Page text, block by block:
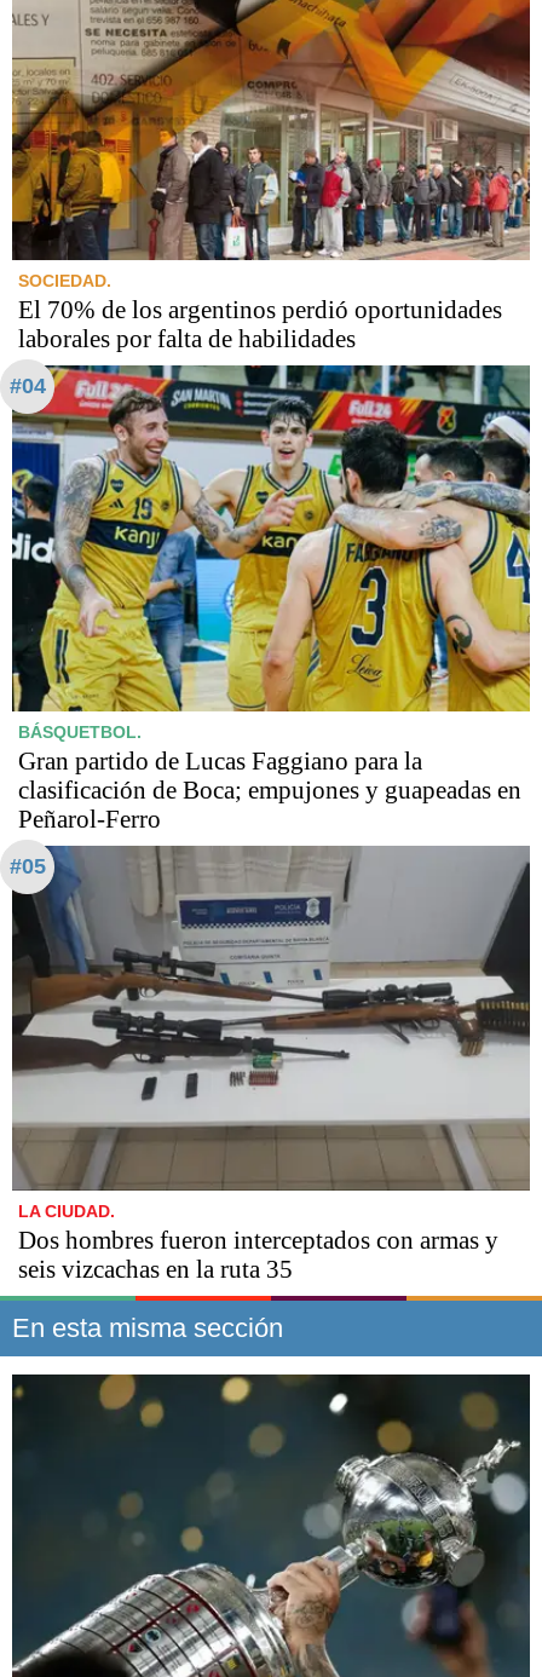
SOCIEDAD.
El 70% de los argentinos perdió oportunidades
laborales por falta de habilidades
#04
BÁSQUETBOL.
Gran partido de Lucas Faggiano para la
clasificación de Boca; empujones y guapeadas en
Peñarol-Ferro
#05
LA CIUDAD.
Dos hombres fueron interceptados con armas y
seis vizcachas en la ruta 35
En esta misma sección